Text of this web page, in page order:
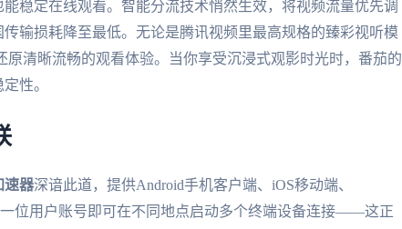
稳定在线观看。智能分流技术悄然生效，将视频流量优先调
输损耗降至最低。无论是腾讯视频里最高规格的臻彩视听模
清晰流畅的观看体验。当你享受沉浸式观影时光时，番茄的
性。
速器深谙此道，提供Android手机客户端、iOS移动端、
一位用户账号即可在不同地点启动多个终端设备连接——这正